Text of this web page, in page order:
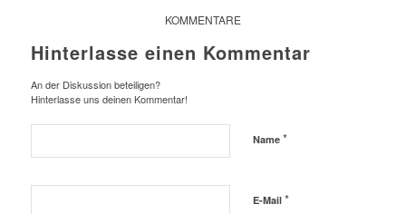
KOMMENTARE
Hinterlasse einen Kommentar
An der Diskussion beteiligen?
Hinterlasse uns deinen Kommentar!
Name *
E-Mail *